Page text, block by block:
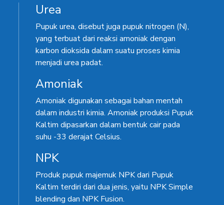
Urea
Pupuk urea, disebut juga pupuk nitrogen (N),
yang terbuat dari reaksi amoniak dengan
karbon dioksida dalam suatu proses kimia
menjadi urea padat.
Amoniak
Amoniak digunakan sebagai bahan mentah
dalam industri kimia. Amoniak produksi Pupuk
Kaltim dipasarkan dalam bentuk cair pada
suhu -33 derajat Celsius.
NPK
Produk pupuk majemuk NPK dari Pupuk
Kaltim terdiri dari dua jenis, yaitu NPK Simple
blending dan NPK Fusion.